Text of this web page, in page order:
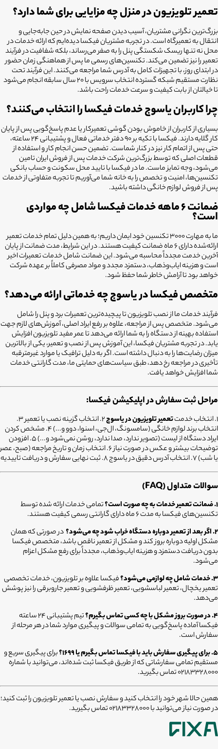
تعمیر تلویزیون در منزل چه مزایایی برای شما دارد؟
بزرگ‌ترین نگرانی مشتریان، آسیب دیدن صفحه نمایش در حین جابه‌جایی و
انتقال به تعمیرگاه است. در تجربه مشتریان فیکسا دیده‌ایم که ارائه خدمات در
محل نه تنها ریسک شکستگی پنل را به صفر می‌رساند، بلکه شفافیت در فرآیند
تعمیر را نیز تضمین می‌کند. تکنسین‌های رسمی ما پس از هماهنگی زمان حضور
در ابتدای روز، با تجهیزات کامل به آدرس شما مراجعه می‌کنند. این فرآیند تحت
نظارت مستقیم شبکه گسترده انتخاب سرویس با ۲۰ سال سابقه انجام می‌شود
تا خیالتان از بابت کیفیت و سرعت خدمات راحت باشد.
چرا کاربران یاسوج خدمات فیکسا را انتخاب می‌کنند؟
بسیاری از کاربران از خاموش بودن گوشی تعمیرکار یا عدم پاسخ‌گویی پس از پایان
کار گلایه دارند. فیکسا با تکیه بر ۹۰ دفتر خدماتی فعال و پشتیبانی ۲۴ ساعته،
حتی پس از اتمام کار نیز در کنار شماست. تضمین حسن انجام کار و استفاده از
قطعات اصلی که توسط بزرگ‌ترین شرکت خدمات پس از فروش ایران تامین
می‌شود، وجه تمایز ماست. ما در فیکسا با تایید محل سکونت و حساب بانکی
تکنسین‌ها، امنیت و تخصص را به خانه شما می‌آوریم تا تجربه متفاوتی از خدمات
پس از فروش لوازم خانگی داشته باشید.
ضمانت ۶ ماهه خدمات فیکسا شامل چه مواردی
است؟
ما به مهارت ۳۰۰۰ تکنسین خود ایمان داریم؛ به همین دلیل تمام خدمات تعمیر
ارائه‌شده دارای ۶ ماه ضمانت کیفیت هستند. در این شرایط، مدت ضمانت از پایان
آخرین خدمت مجدداً محاسبه می‌شود. این ضمانت شامل خدمات تعمیرات اخیر
است و هزینه ایاب‌وذهاب، دستمزد مجدد و مواد مصرفی کاملاً بر عهده شرکت
خواهد بود تا آرامش خاطر شما حفظ شود.
متخصص فیکسا در یاسوج چه خدماتی ارائه می‌دهد؟
فرآیند خدمات ما از نصب تلویزیون تا پیچیده‌ترین تعمیرات برد و پنل را شامل
می‌شود. متخصص پس از مراجعه، علاوه بر رفع ایراد اصلی، آموزش‌های لازم جهت
استفاده بهینه از دستگاه را به شما ارائه می‌دهد تا عمر مفید تلویزیون افزایش
یابد. در تجربه مشتریان فیکسا، این آموزش پس از نصب و تعمیر، یکی از بالاترین
میزان رضایت‌ها را به دنبال داشته است. اگر به دلیل ترافیک یا موارد غیرمترقبه
تأخیری در مراجعه رخ دهد، طبق سیاست‌های حمایتی ما، مدت گارانتی خدمات
شما افزایش خواهد یافت.
مراحل ثبت سفارش در اپلیکیشن فیکسا:
۱. انتخاب خدمت تعمیر تلویزیون در یاسوج
۲. انتخاب گزینه نصب یا تعمیر ۳.
انتخاب برند لوازم خانگی (سامسونگ، ال‌جی، اسنوا، دوو و...) ۴. مشخص کردن
ایراد دستگاه از لیست (تصویر ندارد، صدا ندارد، روشن نمی‌شود و...) ۵. افزودن
توضیحات بیشتر و عکس در صورت نیاز ۶. انتخاب زمان و تاریخ مراجعه (صبح، عصر
یا شب) ۷. انتخاب آدرس دقیق در یاسوج ۸. ثبت نهایی سفارش و دریافت تاییدیه
سوالات متداول (FAQ)
۱. ضمانت تعمیر خدمات به چه صورت است؟
تمامی خدمات ارائه شده توسط
تکنسین‌های فیکسا به مدت ۶ ماه دارای گارانتی رسمی کیفیت هستند.
۲. اگر بعد از تعمیر دوباره دستگاه خراب شود چه می‌شود؟
در صورتی که همان
مشکل اولیه دوباره بروز کند و مشکل از تعمیر ناقص باشد، متخصص فیکسا
بدون دریافت دستمزد و هزینه ایاب‌وذهاب، مجدداً برای رفع مشکل اعزام
می‌شود.
۳. خدمات شامل چه لوازمی می‌شود؟
فیکسا علاوه بر تلویزیون، خدمات تخصصی
تعمیر یخچال، تعمیر لباسشویی، تعمیر ظرفشویی و تعمیر جاروبرقی را نیز پوشش
می‌دهد.
۴. در صورت بروز مشکل با چه کسی تماس بگیرم؟
تیم پشتیبانی ۲۴ ساعته
فیکسا آماده پاسخ‌گویی به تمامی سوالات و پیگیری موارد شما در هر مرحله از
سفارش است.
۵. برای پیگیری سفارش باید با فیکسا تماس بگیرم یا ۱۶۹۹؟
برای پیگیری سریع و
مستقیم تمامی سفارشاتی که از طریق فیکسا ثبت شده‌اند، می‌توانید با شماره
۰۲۱۸۳۳۲۸۰۰۰ تماس بگیرید.
همین حالا شهر خود را انتخاب کنید و سفارش نصب یا تعمیر تلویزیون را ثبت کنید؛
در صورت نیاز می‌توانید با 02183328000 تماس بگیرید.